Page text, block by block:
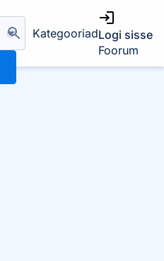
KategooriadLogi sisse
Foorum